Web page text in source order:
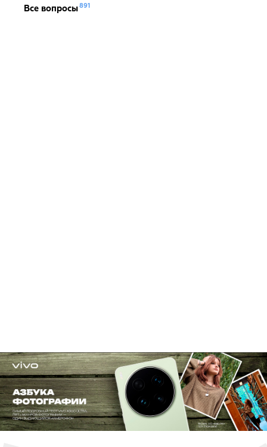
Все вопросы891